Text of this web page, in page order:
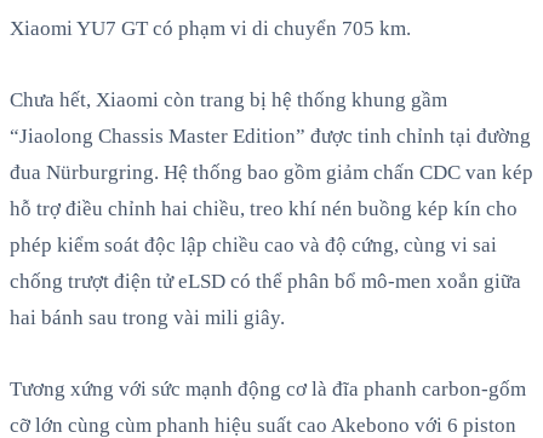
Xiaomi YU7 GT có phạm vi di chuyển 705 km.
Chưa hết, Xiaomi còn trang bị hệ thống khung gầm
“Jiaolong Chassis Master Edition” được tinh chỉnh tại đường
đua Nürburgring. Hệ thống bao gồm giảm chấn CDC van kép
hỗ trợ điều chỉnh hai chiều, treo khí nén buồng kép kín cho
phép kiểm soát độc lập chiều cao và độ cứng, cùng vi sai
chống trượt điện tử eLSD có thể phân bổ mô-men xoắn giữa
hai bánh sau trong vài mili giây.
Tương xứng với sức mạnh động cơ là đĩa phanh carbon-gốm
cỡ lớn cùng cùm phanh hiệu suất cao Akebono với 6 piston